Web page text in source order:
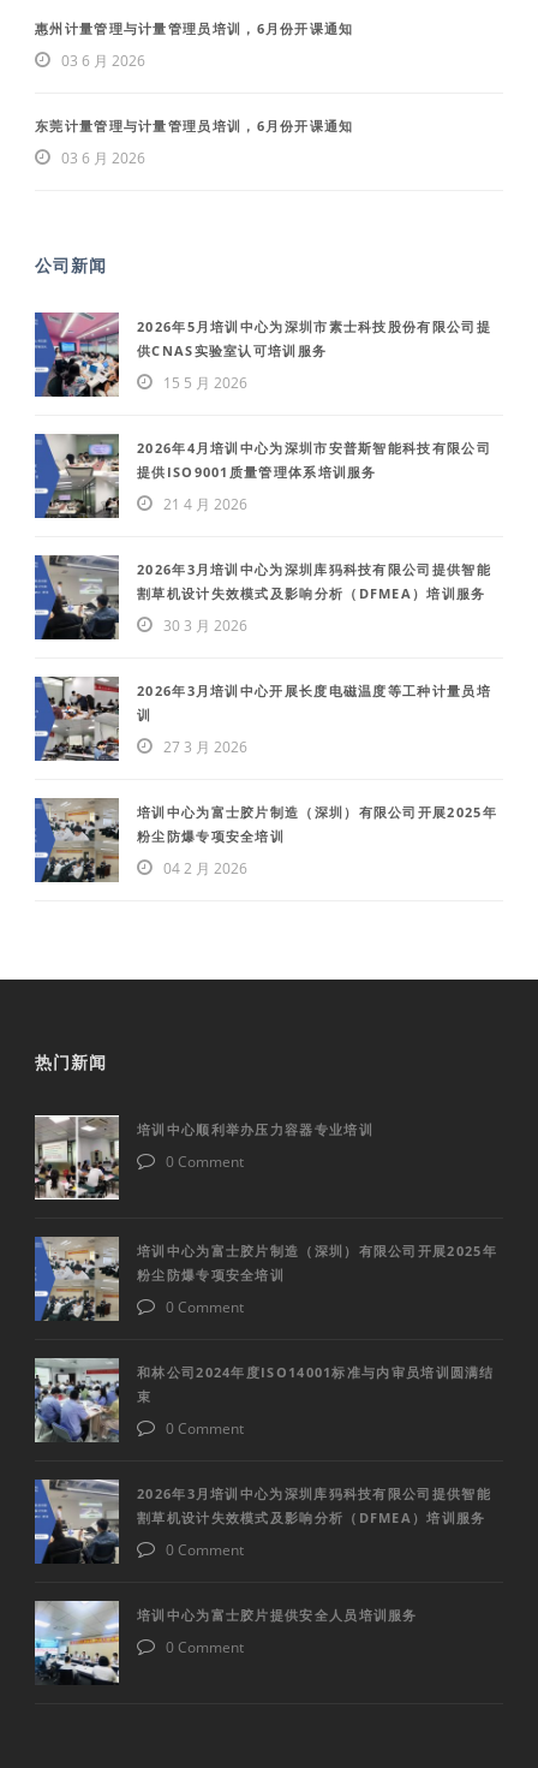
惠州计量管理与计量管理员培训，6月份开课通知
03 6 月 2026
东莞计量管理与计量管理员培训，6月份开课通知
03 6 月 2026
公司新闻
2026年5月培训中心为深圳市素士科技股份有限公司提
供CNAS实验室认可培训服务
15 5 月 2026
2026年4月培训中心为深圳市安普斯智能科技有限公司
提供ISO9001质量管理体系培训服务
21 4 月 2026
2026年3月培训中心为深圳库犸科技有限公司提供智能
割草机设计失效模式及影响分析（DFMEA）培训服务
30 3 月 2026
2026年3月培训中心开展长度电磁温度等工种计量员培
训
27 3 月 2026
培训中心为富士胶片制造（深圳）有限公司开展2025年
粉尘防爆专项安全培训
04 2 月 2026
热门新闻
培训中心顺利举办压力容器专业培训
0 Comment
培训中心为富士胶片制造（深圳）有限公司开展2025年
粉尘防爆专项安全培训
0 Comment
和林公司2024年度ISO14001标准与内审员培训圆满结
束
0 Comment
2026年3月培训中心为深圳库犸科技有限公司提供智能
割草机设计失效模式及影响分析（DFMEA）培训服务
0 Comment
培训中心为富士胶片提供安全人员培训服务
0 Comment